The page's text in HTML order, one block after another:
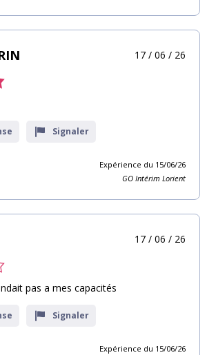
17 / 06 / 26
Signaler
Expérience du 15/06/26
GO Intérim Lorient
17 / 06 / 26
pas a mes capacités
Signaler
Expérience du 15/06/26